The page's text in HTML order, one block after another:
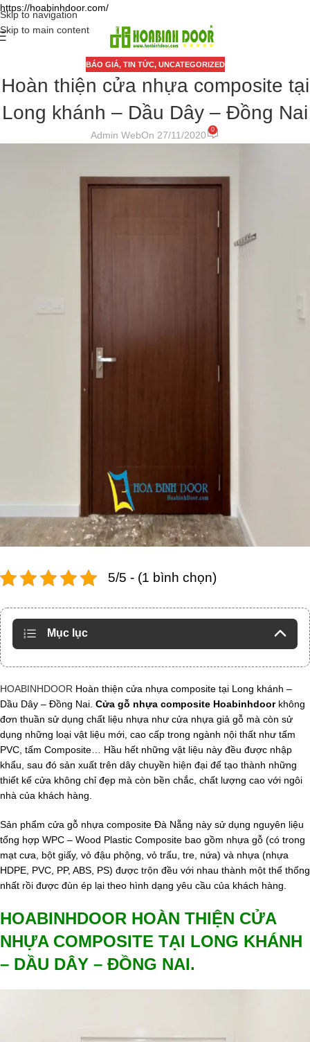
https://hoabinhdoor.com/
Skip to navigation
Skip to main content
BÁO GIÁ, TIN TỨC, UNCATEGORIZED
Hoàn thiện cửa nhựa composite tại
Long khánh – Dầu Dây – Đồng Nai
Admin WebOn 27/11/2020 0
5/5 - (1 bình chọn)
Mục lục
HOABINHDOOR Hoàn thiện cửa nhựa composite tại Long khánh –
Dầu Dây – Đồng Nai. Cửa gỗ nhựa composite Hoabinhdoorkhông
đơn thuần sử dụng chất liệu nhựa như cửa nhựa giả gỗ mà còn sử
dụng những loại vật liệu mới, cao cấp trong ngành nội thất như tấm
PVC, tấm Composite… Hầu hết những vật liệu này đều được nhập
khẩu, sau đó sản xuất trên dây chuyền hiện đại để tạo thành những
thiết kế cửa không chỉ đẹp mà còn bền chắc, chất lượng cao với ngôi
nhà của khách hàng.
Sản phẩm cửa gỗ nhựa composite Đà Nẵng này sử dụng nguyên liệu
tổng hợp WPC – Wood Plastic Composite bao gồm nhựa gỗ (có trong
mạt cưa, bột giấy, vỏ đậu phộng, vỏ trấu, tre, nứa) và nhựa (nhựa
HDPE, PVC, PP, ABS, PS) được trộn đều với nhau thành một thể thống
nhất rồi được đùn ép lại theo hình dạng yêu cầu của khách hàng.
HOABINHDOOR HOÀN THIỆN CỬA
NHỰA COMPOSITE TẠI LONG KHÁNH
– DẦU DÂY – ĐỒNG NAI.